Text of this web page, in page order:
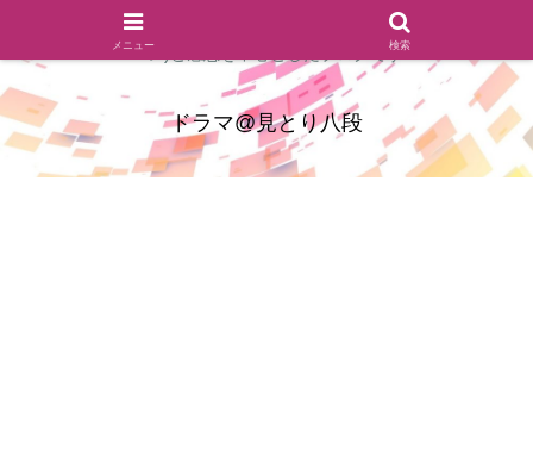
ドラマのシーンとセリフを切り取ったあらすじレビュー(復習ネタ
バレ)と感想を中心としたブログです
ドラマ@見とり八段
メニュー 検索